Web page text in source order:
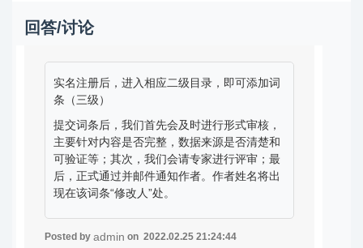
回答/讨论
实名注册后，进入相应二级目录，即可添加词
条（三级）
提交词条后，我们首先会及时进行形式审核，
主要针对内容是否完整，数据来源是否清楚和
可验证等；其次，我们会请专家进行评审；最
后，正式通过并邮件通知作者。作者姓名将出
现在该词条“修改人”处。
Posted by admin on 2022.02.25 21:24:44